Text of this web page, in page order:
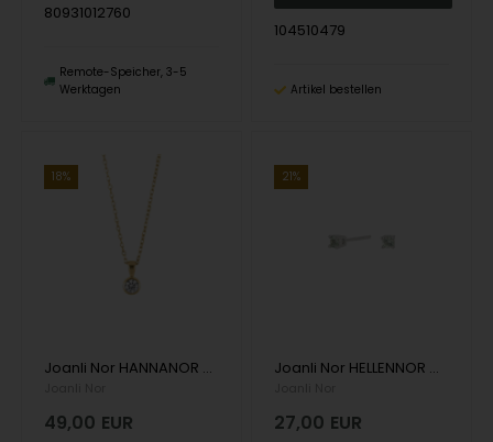
80931012760
Remote-Speicher, 3-5
Werktagen
104510479
Artikel bestellen
18%
Joanli Nor HANNANOR schöner vergoldeter Anhänger mit 4 mm funkelnden Zirkonia in der Mitte
49,00 EUR
21%
Joanli Nor HELLENNOR Ohrringe aus Sterlingsilber 4 Ohrstecker mit schönen grünen Zirkonia
27,00 EUR